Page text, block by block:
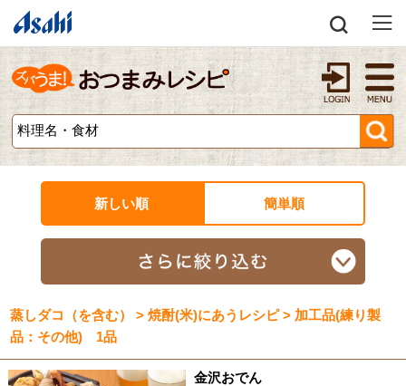
新しい順 簡単順
蒸しダコ（を含む） > 焼酎(米)にあうレシピ > 加工品(練り製
品：その他) 1品
金沢おでん